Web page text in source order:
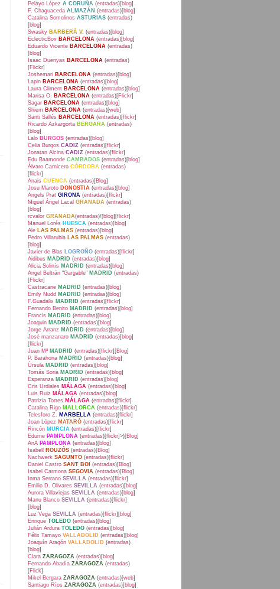
Pelayo López A CORUÑA (entradas)[blog]
F. Chaguaceda ALMAZÁN (entradas)[blog]
Catalina Somolinos ASTURIAS (entradas)
[blog]
Swasky BARBERÀ V. (entradas)[blog]
EclecticBox BARCELONA (entradas)[blog]
Eduardo Vicente BARCELONA (entradas)
[blog]
Isaac Duenyas BARCELONA (entradas)
[Flickr]
Joshemari BARCELONA (entradas)[blog]
Lapin BARCELONA (entradas)[blog]
Laura Climent BARCELONA (entradas)[blog]
Marisa O. BARCELONA (entradas)[Flickr]
Sagar BARCELONA (entradas)[blog]
Shiem BARCELONA (entradas)[web]
Santi Sallés BARCELONA (entradas)[flickr]
Ricardo Azkargorta BERGARA (entradas)
[blog]
Lalo BURGOS (entradas)[blog]
Celia Burgos CADIZ (entradas)[flickr]
Jonatan Alcina CADIZ (entradas)[flickr]
Edu Baamonde CAMBADOS (entradas)[blog]
Álvaro Carnicero CÓRDOBA (entradas)
[flickr]
Anais CUENCA (entradas)[Blog]
Josu Maroto DONOSTIA (entradas)[blog]
Angels Prat GIRONA (entradas)[flickr]
Miguel Ángel Lacal GRANADA (entradas)
[blog]
rcvalor GRANADA(entradas)/[blog][flickr]
Manuel Lorés HUESCA (entradas)[blog]
Ale LAS PALMAS (entradas)[blog]
Pedro Villarubia LAS PALMAS (entradas)
[blog]
Javier de Blas LOGROÑO (entradas)[flickr]
Aidibus MADRID (entradas)[blog]
Alicia Solinís MADRID (entradas)[blog]
Angel Beltrán "Gargable" MADRID (entradas)
[Flickr]
Castracane MADRID (entradas)[blog]
Emily Nudd MADRID (entradas)[blog]
F.Guadalix MADRID (entradas)[flickr]
Fernando Benito MADRID (entradas)[blog]
Francis MADRID (entradas)[blog]
Joaquin MADRID (entradas)[blog]
Jorge Arranz MADRID (entradas)[blog]
José manzanaro MADRID (entradas)[blog]
[flickr]
Juan Mª MADRID (entradas)[flickr][Blog]
P. Barahona MADRID (entradas)[blog]
Úrsula MADRID (entradas)[blog]
Tomás Soria MADRID (entradas)[blog]
Esperanza MADRID (entradas)[blog]
Cris Urdiales MÁLAGA (entradas)[blog]
Luis Ruiz MÁLAGA (entradas)[blog]
Patrizia Torres MÁLAGA (entradas)[flickr]
Catalina Rigo MALLORCA (entradas)[flickr]
Telesforo Z. MARBELLA (entradas)[flickr]
Joan López MATARÓ (entradas)[flickr]
Rincón MURCIA (entradas)[flickr]
Edurne PAMPLONA (entradas)[flickr]>)[Blog]
AnA PAMPLONA (entradas)[blog]
Isabell
ROUZÓS (entradas)[Blog]
Nachwerk SAGUNTO (entradas)[flickr]
Daniel Castro SANT BOI (entradas)[Blog]
Isabel Carmona SEGOVIA (entradas)[Blog]
Inma Serrano SEVILLA (entradas)[flickr]
Emilio D. Olivares SEVILLA (entradas)[blog]
Aurora Villaviejas SEVILLA (entradas)[blog]
Manu Blanco SEVILLA (entradas)[flickr]
[blog]
Luz Vega SEVILLA (entradas)[flickr][blog]
Enrique TOLEDO (entradas)[blog]
Julián Ardura TOLEDO (entradas)[blog]
Félix Tamayo VALLADOLID (entradas)[blog]
Joaquín Aragón VALLADOLID (entradas)
[blog]
Clara ZARAGOZA (entradas)[blog]
Fernando Abadía ZARAGOZA (entradas)
[Flick]
Mikel Bergara ZARAGOZA (entradas)[web]
Santiago Ríos ZARAGOZA (entradas)[blog]